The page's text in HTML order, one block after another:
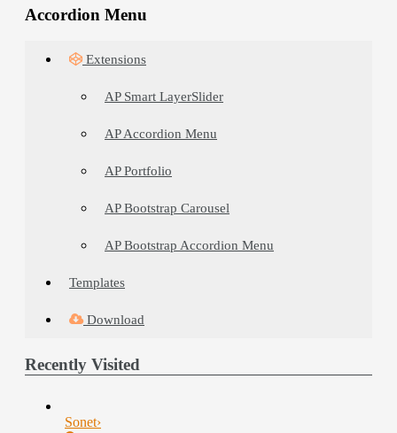
Accordion Menu
Extensions
AP Smart LayerSlider
AP Accordion Menu
AP Portfolio
AP Bootstrap Carousel
AP Bootstrap Accordion Menu
Templates
Download
Recently Visited
Sonet›